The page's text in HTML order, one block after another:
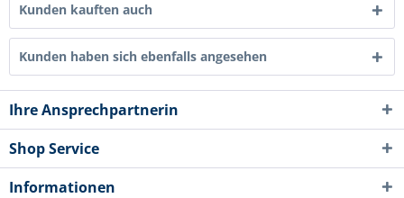
Kunden kauften auch
Kunden haben sich ebenfalls angesehen
Ihre Ansprechpartnerin
Shop Service
Informationen